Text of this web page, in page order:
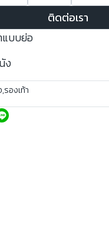
ติดต่อเรา
แบบย่อ
ง
,รองเท้า